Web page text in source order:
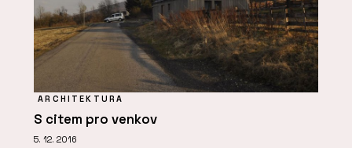
ARCHITEKTURA
S citem pro venkov
5. 12. 2016